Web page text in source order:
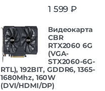
1 599 ₽
Видеокарта
CBR
RTX2060 6G
(VGA-
STX2060-6G-
RTL), 192BIT, GDDR6, 1365-
1680Mhz, 160W
(DVI/HDMI/DP)